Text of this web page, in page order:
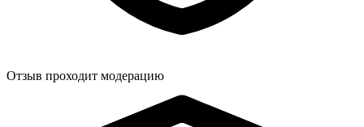
Отзыв проходит модерацию